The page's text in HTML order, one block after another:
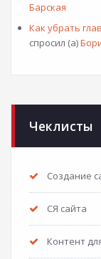
Барская
Как убрать
спросил (а)
Чеклисты
Создание
СЯ сайта
Контент